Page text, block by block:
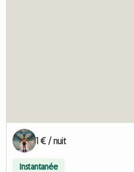
1 € / nuit
Instantanée